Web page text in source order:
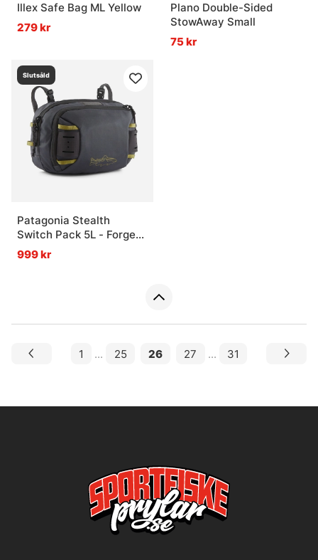
Illex Safe Bag ML Yellow
279 kr
Plano Double-Sided
StowAway Small
75 kr
Slutsåld
Patagonia Stealth
Switch Pack 5L - Forge
Grey
999 kr
1 ... 25 26 27 ... 31